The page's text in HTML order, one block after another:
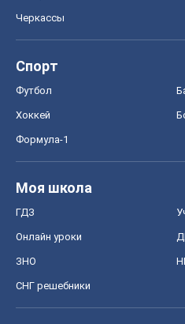
Черкассы
Спорт
Футбол
Хоккей
Формула-1
Моя школа
ГДЗ
Онлайн уроки
ЗНО
СНГ решебники